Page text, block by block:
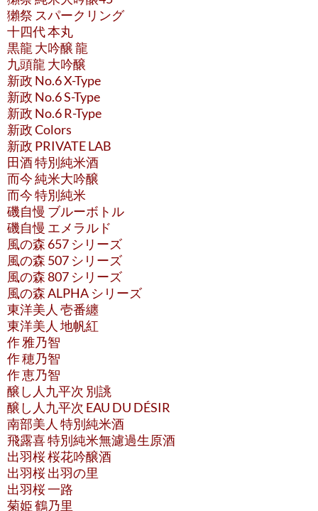
獺祭 スパークリング
十四代 本丸
黒龍 大吟醸 龍
九頭龍 大吟醸
新政 No.6 X-Type
新政 No.6 S-Type
新政 No.6 R-Type
新政 Colors
新政 PRIVATE LAB
田酒 特別純米酒
而今 純米大吟醸
而今 特別純米
磯自慢 ブルーボトル
磯自慢 エメラルド
風の森 657 シリーズ
風の森 507 シリーズ
風の森 807 シリーズ
風の森 ALPHA シリーズ
東洋美人 壱番纏
東洋美人 地帆紅
作 雅乃智
作 穂乃智
作 恵乃智
醸し人九平次 別誂
醸し人九平次 EAU DU DÉSIR
南部美人 特別純米酒
飛露喜 特別純米無濾過生原酒
出羽桜 桜花吟醸酒
出羽桜 出羽の里
出羽桜 一路
菊姫 鶴乃里